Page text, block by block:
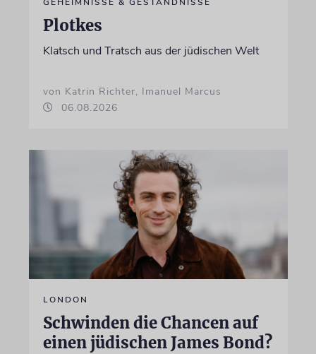
Plotkes
Klatsch und Tratsch aus der jüdischen Welt
von Katrin Richter, Imanuel Marcus
06.08.2026
LONDON
Schwinden die Chancen auf
einen jüdischen James Bond?